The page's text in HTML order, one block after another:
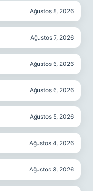
Ağustos 8, 2026
Ağustos 7, 2026
Ağustos 6, 2026
Ağustos 6, 2026
Ağustos 5, 2026
Ağustos 4, 2026
Ağustos 3, 2026